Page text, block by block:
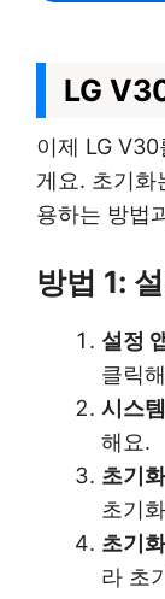
LG
이제 LG
게요. 초기화
용하는 방법
방법 1:
설정
클릭
시스
해요.
초기
초기
초기
라 초